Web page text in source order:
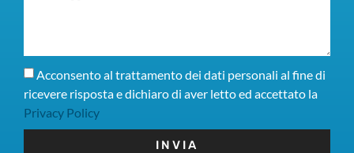
Acconsento al trattamento dei dati personali al fine di
ricevere risposta e dichiaro di aver letto ed accettato la
Privacy Policy
INVIA